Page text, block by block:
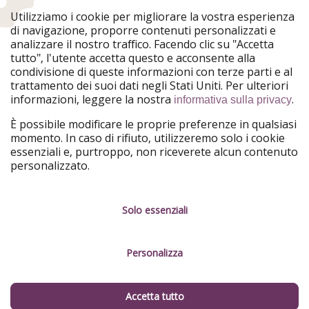
WakacyjniPiraci
Ferienpiraten
Urlaubspiraten
Urlaubspiraten
ViajerosPiratas
TravelPirates
Il nostro gruppo
HolidayPirates Group
Conoscici meglio
Chi siamo
Lavora con noi
Cosa dicono di noi
Informazioni legali
Termini d' Uso
Utilizziamo i cookie per migliorare la vostra esperienza
di navigazione, proporre contenuti personalizzati e
analizzare il nostro traffico. Facendo clic su "Accetta
tutto", l'utente accetta questo e acconsente alla
condivisione di queste informazioni con terze parti e al
trattamento dei suoi dati negli Stati Uniti. Per ulteriori
informazioni, leggere la nostra informativa sulla privacy.
È possibile modificare le proprie preferenze in qualsiasi
momento. In caso di rifiuto, utilizzeremo solo i cookie
essenziali e, purtroppo, non riceverete alcun contenuto
personalizzato.
Solo essenziali
Personalizza
Accetta tutto